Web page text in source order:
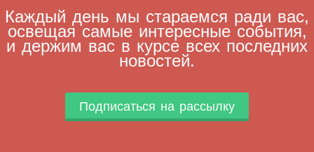
Каждый день мы стараемся ради вас,
освещая самые интересные события,
и держим вас в курсе всех последних
новостей.
Подписаться на рассылку